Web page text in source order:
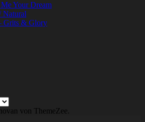
Your Dream
Natural
Grits & Glory
von ThemeZee.